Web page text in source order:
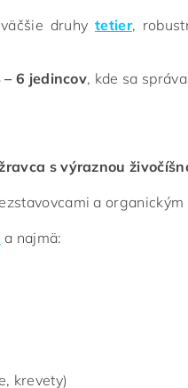
druhy tetier,
– 6 jedincov, kde sa
s výraznou
a
a najmä:
krevety)